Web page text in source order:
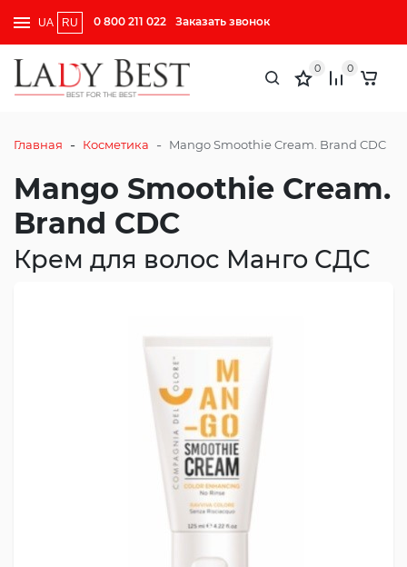
UA RU 0 800 211 022 Заказать звонок
0 0
Главная - Косметика - Mango Smoothie Cream. Brand CDC
Mango Smoothie Cream.
Brand CDC
Крем для волос Манго СДС